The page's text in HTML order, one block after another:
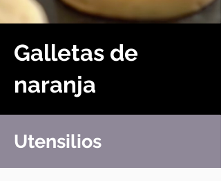
Galletas de
naranja
Utensilios